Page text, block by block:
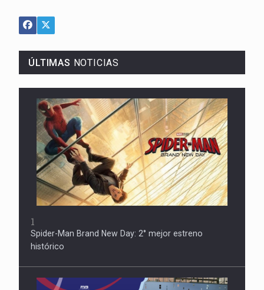
ÚLTIMAS NOTICIAS
1
Spider-Man Brand New Day: 2° mejor estreno
histórico